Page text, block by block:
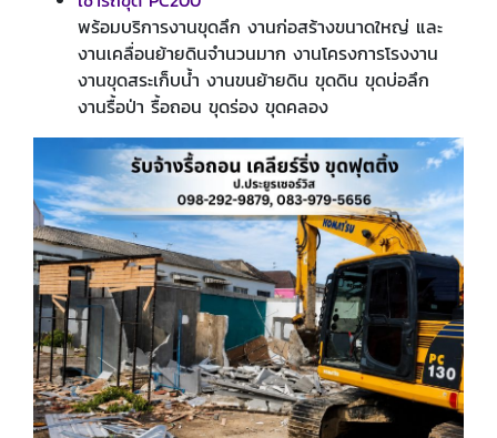
พร้อมบริการงานขุดลึก งานก่อสร้างขนาดใหญ่ และ
งานเคลื่อนย้ายดินจำนวนมาก งานโครงการโรงงาน
งานขุดสระเก็บน้ำ งานขนย้ายดิน ขุดดิน ขุดบ่อลึก
งานรื้อป่า รื้อถอน ขุดร่อง ขุดคลอง